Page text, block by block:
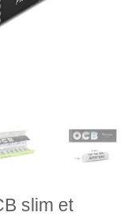
slim et